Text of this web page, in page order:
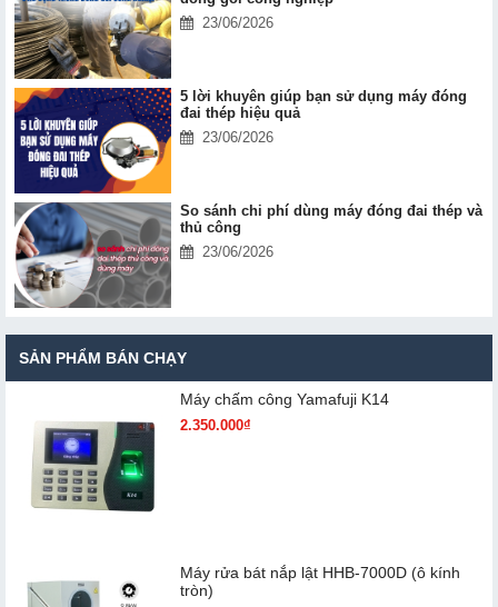
23/06/2026
5 lời khuyên giúp bạn sử dụng máy đóng
đai thép hiệu quả
23/06/2026
So sánh chi phí dùng máy đóng đai thép và
thủ công
23/06/2026
SẢN PHẨM BÁN CHẠY
Máy chấm cô​ng Yamafuji K14
2.350.000₫
Máy rửa bát nắp lật HHB-7000D (ô kính
tròn)